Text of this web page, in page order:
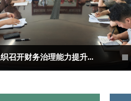
召开财务治理能力提升...